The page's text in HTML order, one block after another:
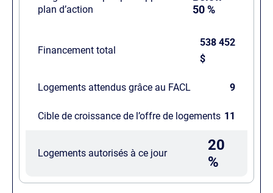
plan d’action
50 %
Financement total
538 452
$
Logements attendus grâce au FACL 9
Cible de croissance de l’offre de logements 11
Logements autorisés à ce jour
20
%